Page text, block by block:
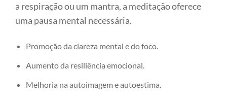
a respiração ou um mantra, a meditação oferece
uma pausa mental necessária.
Promoção da clareza mental e do foco.
Aumento da resiliência emocional.
Melhoria na autoimagem e autoestima.